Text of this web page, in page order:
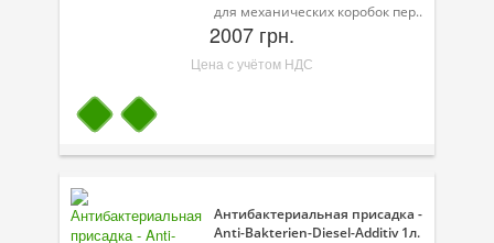
для механических коробок пер..
2007 грн.
Цена с учётом НДС
Антибактериальная присадка -
Anti-Bakterien-Diesel-Additiv 1л.